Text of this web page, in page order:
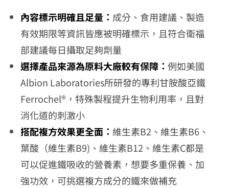
內容標示明確且足量： 成分、食用建議、製造
有效期限等資訊皆應被明確標示，且符合衛福
部建議每日攝取足夠劑量
選擇產品來源為原料大廠較有保障： 例如美國
Albion Laboratories所研發的專利甘胺酸亞鐵
Ferrochel®，特殊製程提升生物利用率，且對
消化道的刺激小
搭配複方效果更全面： 維生素B2、維生素B6、
葉酸（維生素B9)、維生素B12、維生素C都是
可以促進鐵吸收的營養素，想要多重保養、加
強功效，可挑選複方成分的鐵來做補充